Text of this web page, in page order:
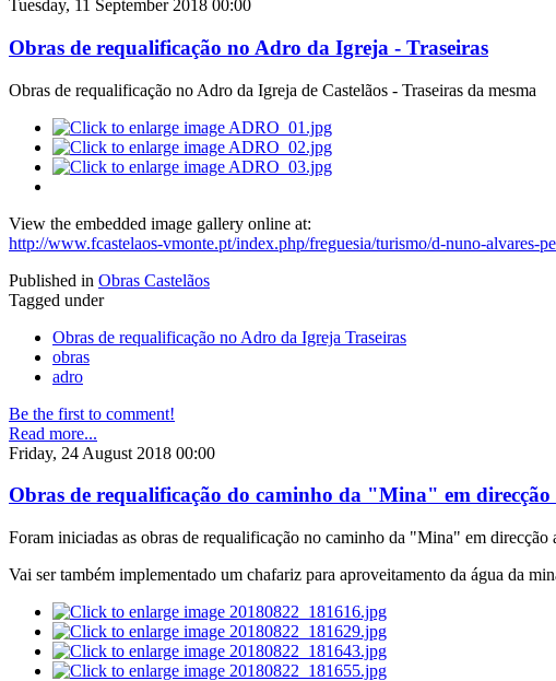
Tuesday, 11 September 2018 00:00
Obras de requalificação no Adro da Igreja - Traseiras
Obras de requalificação no Adro da Igreja de Castelãos - Traseiras da mesma
View the embedded image gallery online at:
http://www.fcastelaos-vmonte.pt/index.php/freguesia/turismo/d-nuno-alvares-
Published in Obras Castelãos
Tagged under
Obras de requalificação no Adro da Igreja Traseiras
obras
adro
Be the first to comment!
Read more...
Friday, 24 August 2018 00:00
Obras de requalificação do caminho da "Mina" em
Foram iniciadas as obras de requalificação no caminho da "Mina" em
Vai ser também implementado um chafariz para aproveitamento da água da